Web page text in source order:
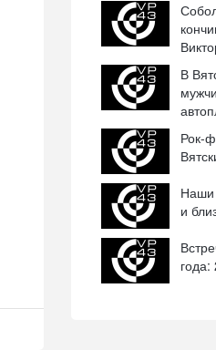
В
Рок-
Наши
и
года: